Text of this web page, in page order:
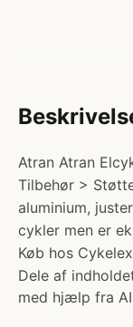
Atran Atran
Tilbehør >
aluminium,
cykler men er
Køb hos
Dele af
med hjælp fra